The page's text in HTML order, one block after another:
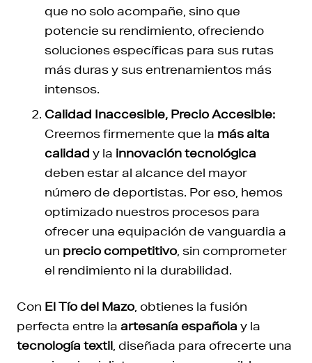
que no solo acompañe, sino que
potencie su rendimiento, ofreciendo
soluciones específicas para sus rutas
más duras y sus entrenamientos más
intensos.
Calidad Inaccesible, Precio Accesible:
Creemos firmemente que la más alta
calidad y la innovación tecnológica
deben estar al alcance del mayor
número de deportistas. Por eso, hemos
optimizado nuestros procesos para
ofrecer una equipación de vanguardia a
un precio competitivo , sin comprometer
el rendimiento ni la durabilidad.
Con El Tío del Mazo , obtienes la fusión
perfecta entre la artesanía española y la
tecnología textil , diseñada para ofrecerte una